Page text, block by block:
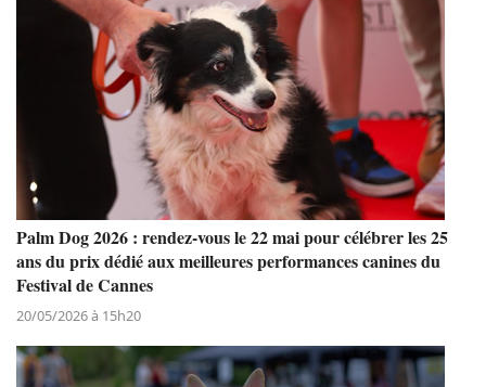
Palm Dog 2026 : rendez-vous le 22 mai pour célébrer les 25
ans du prix dédié aux meilleures performances canines du
Festival de Cannes
20/05/2026 à 15h20